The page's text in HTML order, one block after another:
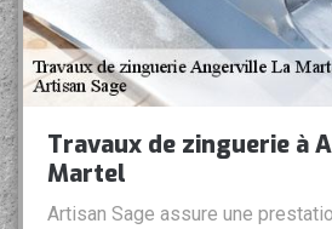
Travaux de zinguerie à
Martel
Artisan Sage assure une